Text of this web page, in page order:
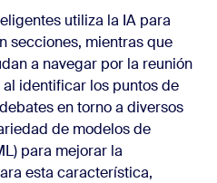
utiliza la IA para
secciones, mientras que
a navegar por la reunión
identificar los puntos de
en torno a diversos
de modelos de
para mejorar la
esta característica,